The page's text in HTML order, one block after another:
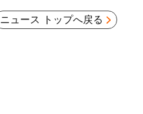
ニュース トップへ戻る